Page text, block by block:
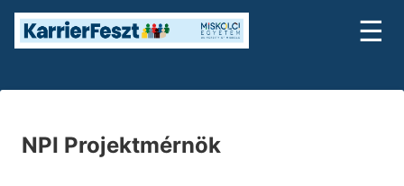
☰
NPI Projektmérnök